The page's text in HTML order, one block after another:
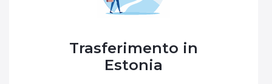
Trasferimento in
Estonia